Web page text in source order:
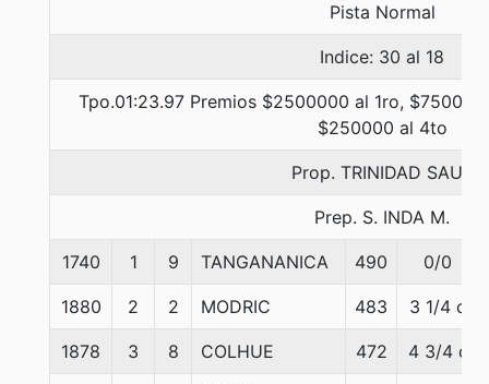
Pista Normal
Indice: 30 al 18
Tpo.01:23.97 Premios $2500000 al 1ro,
$250000 al 4to
Prop. TRINIDAD SAUL
Prep. S. INDA M.
1740 1 9 TANGANANICA 490 0/0
1880 2 2 MODRIC 483 3 1/4 c
1878 3 8 COLHUE 472 4 3/4 c